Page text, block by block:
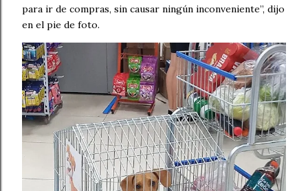
para ir de compras, sin causar ningún inconveniente”, dijo
en el pie de foto.